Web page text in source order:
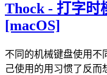
Thock - 打字时
[macOS]
不同的机械键盘使用不
己使用的用习惯了反而